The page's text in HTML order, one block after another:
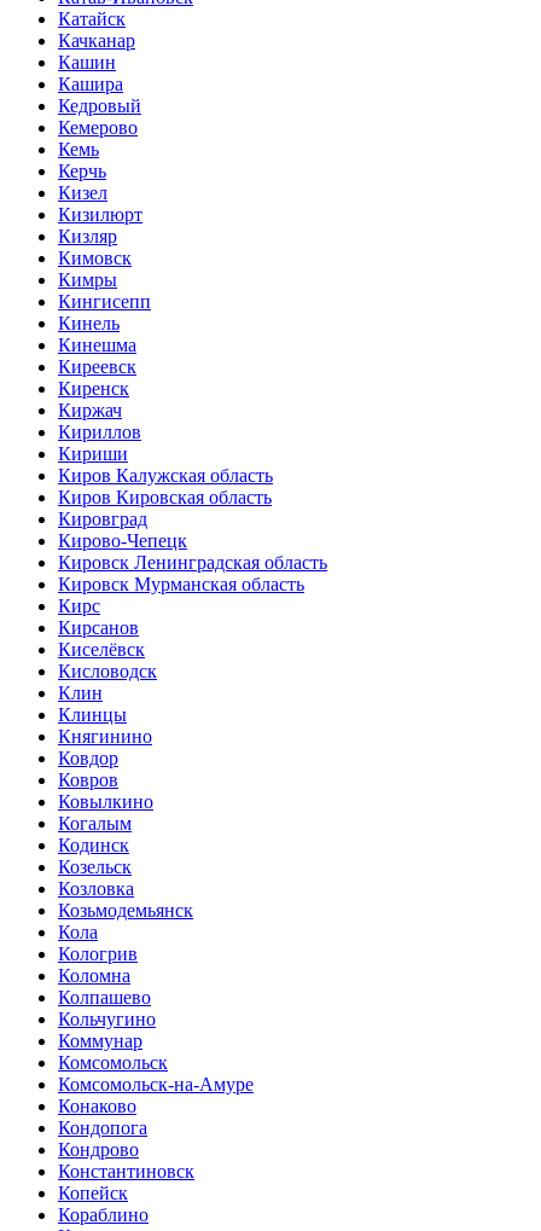
Катайск
Качканар
Кашин
Кашира
Кедровый
Кемерово
Кемь
Керчь
Кизел
Кизилюрт
Кизляр
Кимовск
Кимры
Кингисепп
Кинель
Кинешма
Киреевск
Киренск
Киржач
Кириллов
Кириши
Киров Калужская область
Киров Кировская область
Кировград
Кирово-Чепецк
Кировск Ленинградская область
Кировск Мурманская область
Кирс
Кирсанов
Киселёвск
Кисловодск
Клин
Клинцы
Княгинино
Ковдор
Ковров
Ковылкино
Когалым
Кодинск
Козельск
Козловка
Козьмодемьянск
Кола
Кологрив
Коломна
Колпашево
Кольчугино
Коммунар
Комсомольск
Комсомольск-на-Амуре
Конаково
Кондопога
Кондрово
Константиновск
Копейск
Кораблино